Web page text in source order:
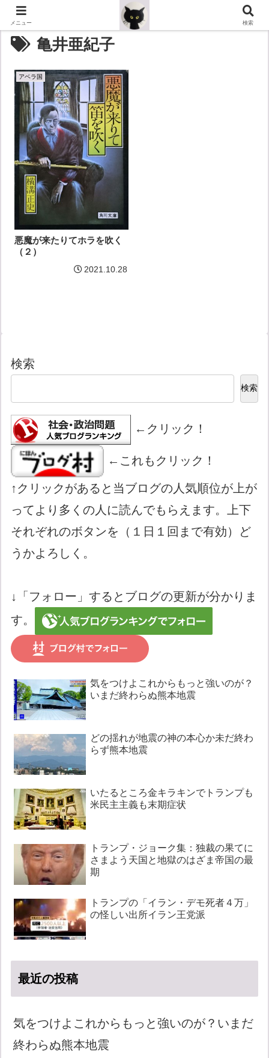
亀井亜紀子
アベラ国
悪魔が来たりてホラを吹く
（２）
2021.10.28
検索
検索
←クリック！
←これもクリック！
↑クリックがあると当ブログの人気順位が上が
ってより多くの人に読んでもらえます。上下
それぞれのボタンを（１日１回まで有効）ど
うかよろしく。
↓「フォロー」するとブログの更新が分かりま
す。
気をつけよこれからもっと強いのが？
いまだ終わらぬ熊本地震
どの揺れが地震の神の本心か未だ終わ
らず熊本地震
いたるところ金キラキンでトランプも
米民主主義も末期症状
トランプ・ジョーク集：独裁の果てに
さまよう天国と地獄のはざま帝国の最
期
トランプの「イラン・デモ死者４万」
の怪しい出所イラン王党派
最近の投稿
気をつけよこれからもっと強いのが？いまだ
終わらぬ熊本地震
メニュー 検索